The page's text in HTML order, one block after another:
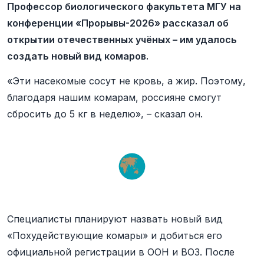
Профессор биологического факультета МГУ на
конференции «Прорывы-2026» рассказал об
открытии отечественных учёных – им удалось
создать новый вид комаров.
«Эти насекомые сосут не кровь, а жир. Поэтому,
благодаря нашим комарам, россияне смогут
сбросить до 5 кг в неделю», – сказал он.
Специалисты планируют назвать новый вид
«Похудействующие комары» и добиться его
официальной регистрации в ООН и ВОЗ. После